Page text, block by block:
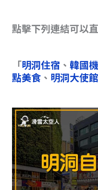
點擊下列連結可以
「明洞住宿 、 韓國
點美食、 明洞大使